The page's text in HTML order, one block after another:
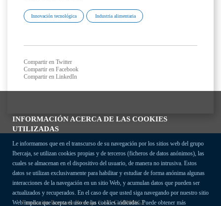
INFORMACIÓN ACERCA DE LAS COOKIES
UTILIZADAS
Le informamos que en el transcurso de su navegación por los sitios web del grupo
Ibercaja, se utilizan cookies propias y de terceros (ficheros de datos anónimos), las
cuales se almacenan en el dispositivo del usuario, de manera no intrusiva. Estos
datos se utilizan exclusivamente para habilitar y estudiar de forma anónima algunas
interacciones de la navegación en un sitio Web, y acumulan datos que pueden ser
actualizados y recuperados. En el caso de que usted siga navegando por nuestro sitio
Web implica que acepta el uso de las cookies indicadas. Puede obtener más
Innovación tecnológica Industria alimentaria
Compartir en Twitter
Compartir en Facebook
Compartir en LinkedIn
Fundación Bancaria Ibercaja C.I.F. G-50000652.